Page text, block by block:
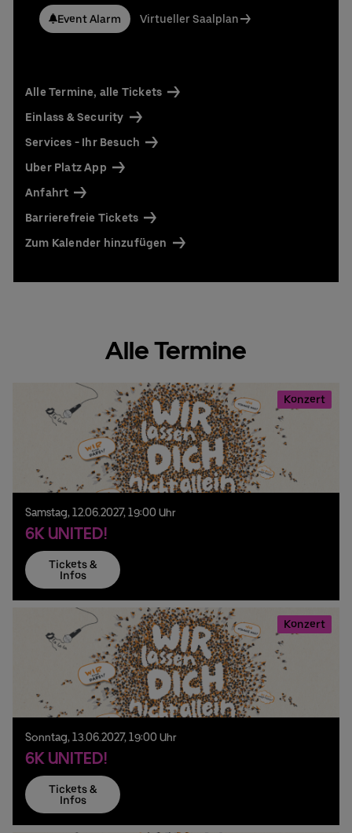
Event Alarm Virtueller Saalplan
Alle Termine, alle Tickets
Einlass & Security
Services - Ihr Besuch
Uber Platz App
Anfahrt
Barrierefreie Tickets
Zum Kalender hinzufügen
Alle Termine
Konzert
Samstag, 12.06.2027, 19:00 Uhr
6K UNITED!
Tickets &
Infos
Konzert
Sonntag, 13.06.2027, 19:00 Uhr
6K UNITED!
Tickets &
Infos